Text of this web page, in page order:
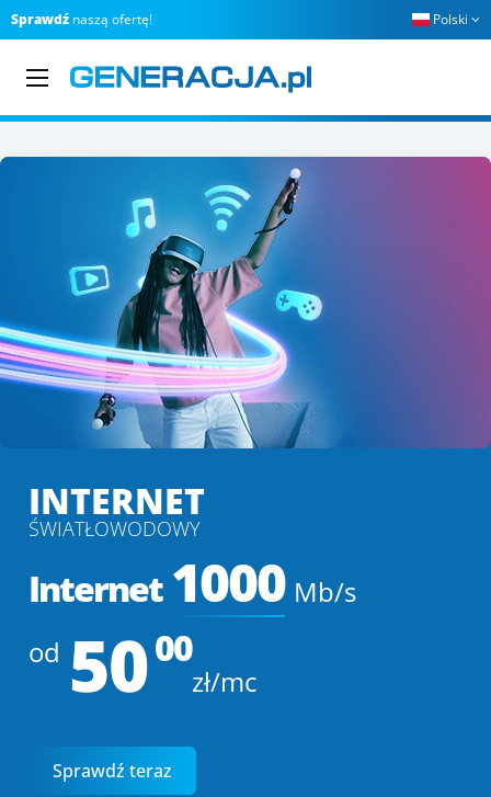
Sprawdź naszą ofertę! Polski 
INTERNET
ŚWIATŁOWODOWY
Internet 1000 Mb/s
od 5000
zł/mc
Sprawdź teraz